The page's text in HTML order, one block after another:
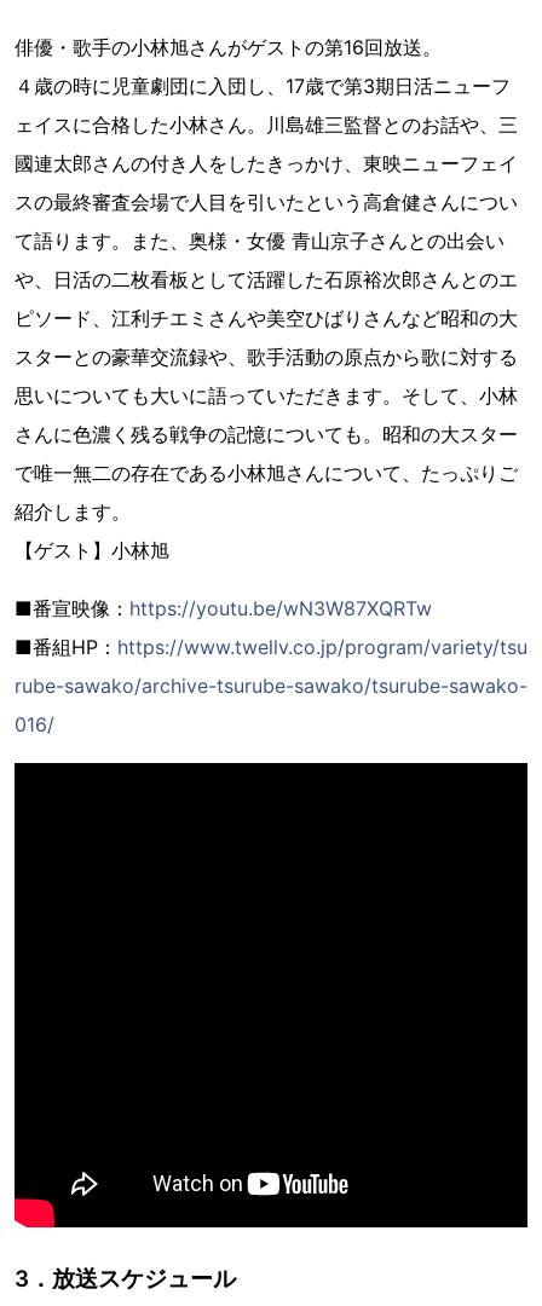
俳優・歌手の小林旭さんがゲストの第16回放送。
４歳の時に児童劇団に入団し、17歳で第3期日活ニューフ
ェイスに合格した小林さん。川島雄三監督とのお話や、三
國連太郎さんの付き人をしたきっかけ、東映ニューフェイ
スの最終審査会場で人目を引いたという高倉健さんについ
て語ります。また、奥様・女優 青山京子さんとの出会い
や、日活の二枚看板として活躍した石原裕次郎さんとのエ
ピソード、江利チエミさんや美空ひばりさんなど昭和の大
スターとの豪華交流録や、歌手活動の原点から歌に対する
思いについても大いに語っていただきます。そして、小林
さんに色濃く残る戦争の記憶についても。昭和の大スター
で唯一無二の存在である小林旭さんについて、たっぷりご
紹介します。
【ゲスト】小林旭
■番宣映像： https://youtu.be/wN3W87XQRTw
■番組HP： https://www.twellv.co.jp/program/variety/tsu
rube-sawako/archive-tsurube-sawako/tsurube-sawako-
016/
3．放送スケジュール